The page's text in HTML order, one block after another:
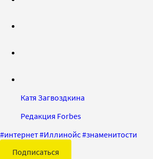
Катя Загвоздкина
Редакция Forbes
#интернет#Иллинойс#знаменитости
Подписаться